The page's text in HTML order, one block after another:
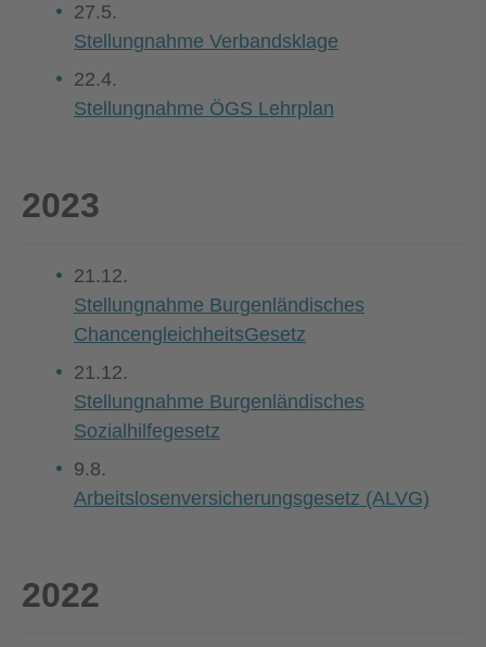
27.5.
Stellungnahme Verbandsklage
22.4.
Stellungnahme ÖGS Lehrplan
2023
21.12.
Stellungnahme Burgenländisches
ChancengleichheitsGesetz
21.12.
Stellungnahme Burgenländisches
Sozialhilfegesetz
9.8.
Arbeitslosenversicherungsgesetz (ALVG)
2022